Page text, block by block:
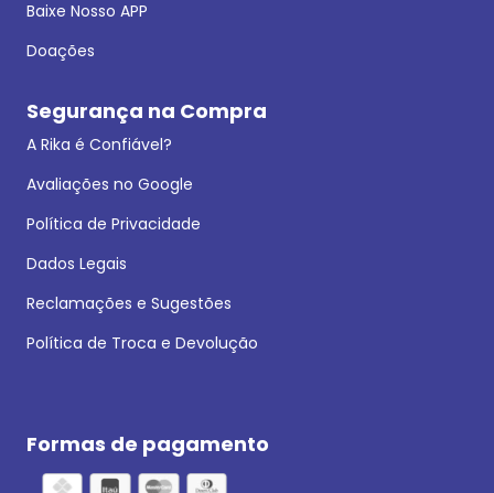
Baixe Nosso APP
Doações
Segurança na Compra
A Rika é Confiável?
Avaliações no Google
Política de Privacidade
Dados Legais
Reclamações e Sugestões
Política de Troca e Devolução
Formas de pagamento